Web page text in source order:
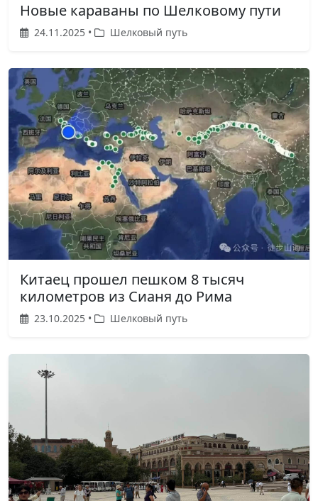
Новые караваны по Шелковому пути
24.11.2025 • Шелковый путь
Китаец прошел пешком 8 тысяч
километров из Сианя до Рима
23.10.2025 • Шелковый путь